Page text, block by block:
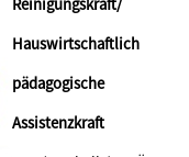
Reinigungskraft/
Hauswirtschaftlich
pädagogische
Assistenzkraft